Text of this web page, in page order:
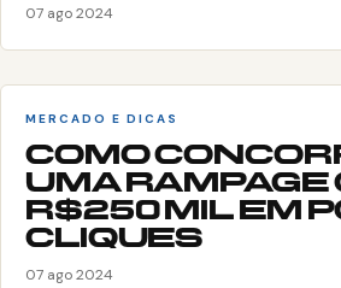
07 ago 2024
MERCADO E DICAS
COMO
UMA RAMPAGE
R$250 MIL EM
CLIQUES
07 ago 2024